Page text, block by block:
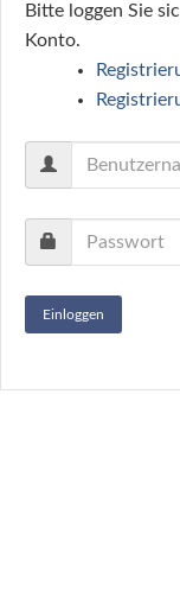
Bitte loggen Sie
Konto.
Einloggen